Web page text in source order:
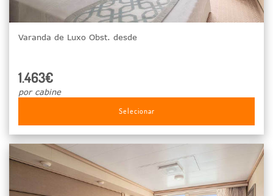
Varanda de Luxo Obst. desde
1.463€
por cabine
Selecionar